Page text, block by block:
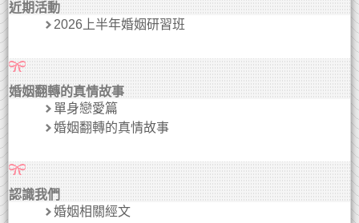
近期活動
2026上半年婚姻研習班
婚姻翻轉的真情故事
單身戀愛篇
婚姻翻轉的真情故事
認識我們
婚姻相關經文